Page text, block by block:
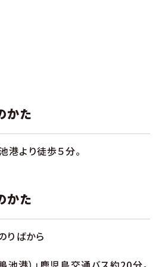
かた
港より徒歩５分。
かた
りばから